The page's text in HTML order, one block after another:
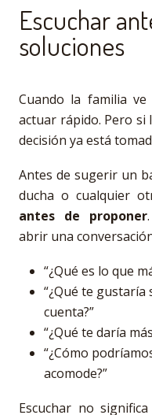
Escuchar
soluciones
Cuando la familia
actuar rápido. Pero si
decisión ya está
Antes de sugerir un
ducha o cualquier
antes de proponer
abrir una
“¿Qué es lo que
“¿Qué te
cuenta?”
“¿Qué te daría
“¿Cómo
acomode?”
Escuchar no